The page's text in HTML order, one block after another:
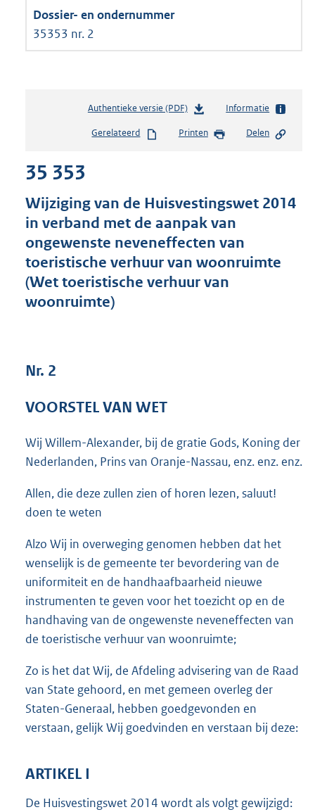
35353 nr. 2
Authentieke versie (PDF)b
s
s
g
r
o
t
Informatie
Gerelateerd Printen Delen
35 353
Wijziging van de Huisvestingswet 2014
in verband met de aanpak van
ongewenste neveneffecten van
toeristische verhuur van woonruimte
(Wet toeristische verhuur van
woonruimte)
Nr. 2
VOORSTEL VAN WET
Wij Willem-Alexander, bij de gratie Gods, Koning der
Nederlanden, Prins van Oranje-Nassau, enz. enz. enz.
Allen, die deze zullen zien of horen lezen, saluut!
doen te weten
Alzo Wij in overweging genomen hebben dat het
wenselijk is de gemeente ter bevordering van de
uniformiteit en de handhaafbaarheid nieuwe
instrumenten te geven voor het toezicht op en de
handhaving van de ongewenste neveneffecten van
de toeristische verhuur van woonruimte;
Zo is het dat Wij, de Afdeling advisering van de Raad
van State gehoord, en met gemeen overleg der
Staten-Generaal, hebben goedgevonden en
verstaan, gelijk Wij goedvinden en verstaan bij deze:
ARTIKEL I
De Huisvestingswet 2014 wordt als volgt gewijzigd: